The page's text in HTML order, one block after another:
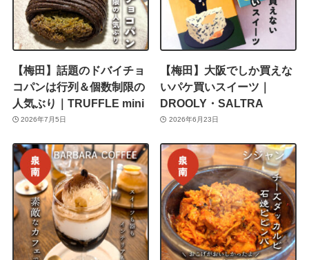
【梅田】話題のドバイチョ
コパンは行列＆個数制限の
人気ぶり｜TRUFFLE mini
2026年7月5日
【梅田】大阪でしか買えな
いパケ買いスイーツ｜
DROOLY・SALTRA
2026年6月23日